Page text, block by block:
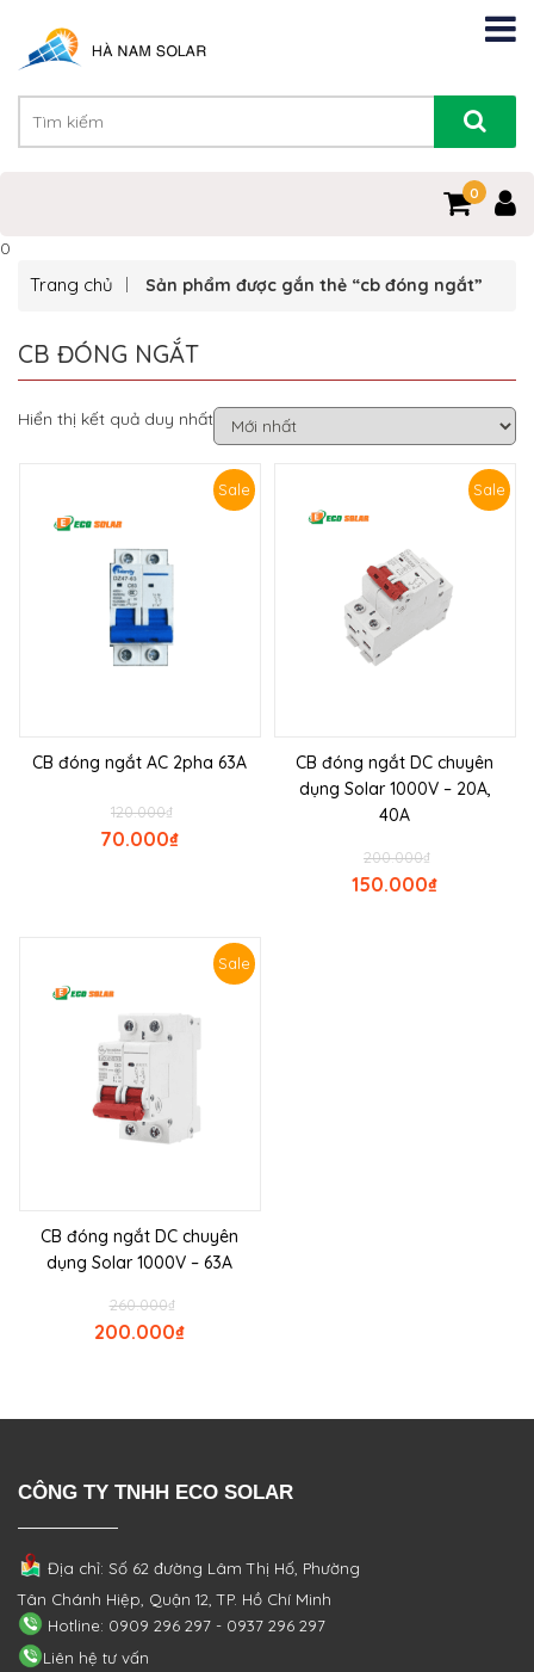
0
0
Trang chủ Sản phẩm được gắn thẻ “cb đóng ngắt”
CB ĐÓNG NGẮT
Hiển thị kết quả duy nhất
Sale
CB đóng ngắt AC 2pha 63A
₫
120.000
₫
70.000
Sale
CB đóng ngắt DC chuyên
dụng Solar 1000V – 20A,
40A
₫
200.000
₫
150.000
Sale
CB đóng ngắt DC chuyên
dụng Solar 1000V – 63A
₫
260.000
₫
200.000
CÔNG TY TNHH ECO SOLAR
Địa chỉ: Số 62 đường Lâm Thị Hố, Phường
Tân Chánh Hiệp, Quận 12, TP. Hồ Chí Minh
Hotline: 0909 296 297 - 0937 296 297
Liên hệ tư vấn